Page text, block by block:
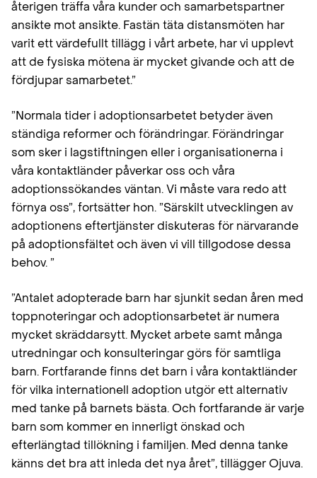
återigen träffa våra kunder och samarbetspartner
ansikte mot ansikte. Fastän täta distansmöten har
varit ett värdefullt tillägg i vårt arbete, har vi upplevt
att de fysiska mötena är mycket givande och att de
fördjupar samarbetet.”
”Normala tider i adoptionsarbetet betyder även
ständiga reformer och förändringar. Förändringar
som sker i lagstiftningen eller i organisationerna i
våra kontaktländer påverkar oss och våra
adoptionssökandes väntan. Vi måste vara redo att
förnya oss”, fortsätter hon. ”Särskilt utvecklingen av
adoptionens eftertjänster diskuteras för närvarande
på adoptionsfältet och även vi vill tillgodose dessa
behov. ”
”Antalet adopterade barn har sjunkit sedan åren med
toppnoteringar och adoptionsarbetet är numera
mycket skräddarsytt. Mycket arbete samt många
utredningar och konsulteringar görs för samtliga
barn. Fortfarande finns det barn i våra kontaktländer
för vilka internationell adoption utgör ett alternativ
med tanke på barnets bästa. Och fortfarande är varje
barn som kommer en innerligt önskad och
efterlängtad tillökning i familjen. Med denna tanke
känns det bra att inleda det nya året”, tillägger Ojuva.